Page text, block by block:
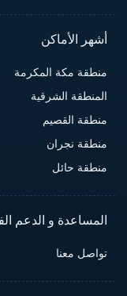
أشهر الأماكن
منطقة مكة المكرمة
المنطقة الشرقية
منطقة القصيم
منطقة نجران
منطقة حائل
المساعدة و الدعم
تواصل معنا